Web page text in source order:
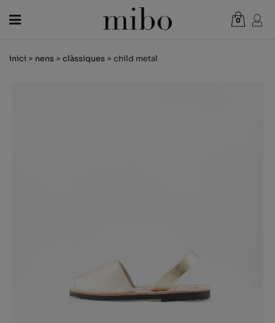
0
VEURE CISTELLA
inici > nens > clàssiques > child metal